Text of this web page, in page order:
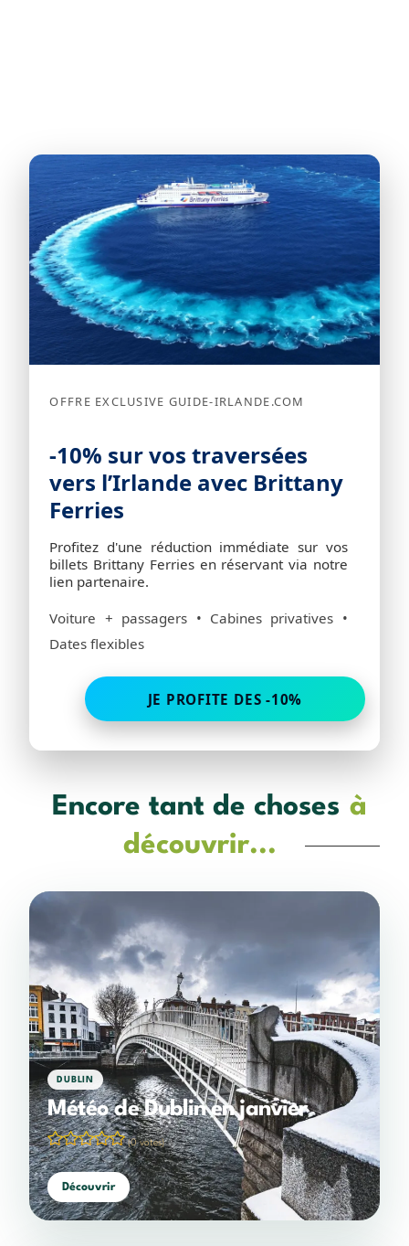
OFFRE EXCLUSIVE GUIDE-IRLANDE.COM
-10% sur vos traversées
vers l’Irlande avec Brittany
Ferries
Profitez d'une réduction immédiate sur vos
billets Brittany Ferries en réservant via notre
lien partenaire.
Voiture + passagers • Cabines privatives •
Dates flexibles
JE PROFITE DES -10%
Encore tant de choses à
découvrir...
DUBLIN
Météo de Dublin en janvier
(0 votes)
Découvrir